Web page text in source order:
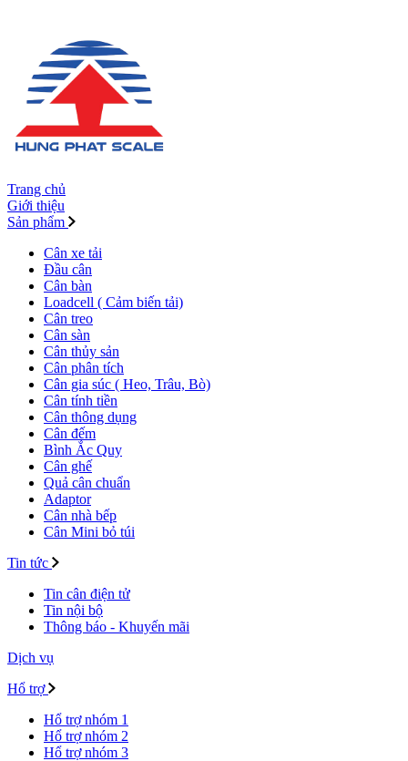
Trang chủ
Giới thiệu
Sản phẩm
Cân xe tải
Đầu cân
Cân bàn
Loadcell ( Cảm biến tải)
Cân treo
Cân sàn
Cân thủy sản
Cân phân tích
Cân gia súc ( Heo, Trâu, Bò)
Cân tính tiền
Cân thông dụng
Cân đếm
Bình Ắc Quy
Cân ghế
Quả cân chuẩn
Adaptor
Cân nhà bếp
Cân Mini bỏ túi
Tin tức
Tin cân điện tử
Tin nội bộ
Thông báo - Khuyến mãi
Dịch vụ
Hổ trợ
Hổ trợ nhóm 1
Hổ trợ nhóm 2
Hổ trợ nhóm 3